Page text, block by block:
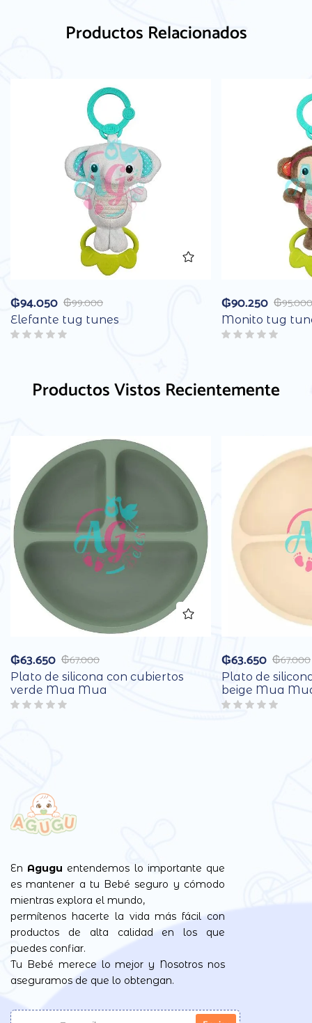
Productos Relacionados
₲99.000
₲94.050
Elefante tug tunes
₲95.000
₲90.250
Monito tug
Productos Vistos Recientemente
₲67.000
₲63.650
Plato de silicona con cubiertos
verde Mua Mua
₲67.000
₲63.650
Plato de
beige Mua
En Agugu entendemos lo importante que
es mantener a tu Bebé seguro y cómodo
mientras explora el mundo,
permítenos hacerte la vida más fácil con
productos de alta calidad en los que
puedes confiar.
Tu Bebé merece lo mejor y Nosotros nos
aseguramos de que lo obtengan.